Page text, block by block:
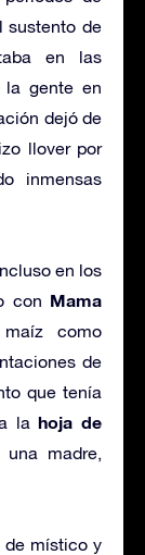
sustento de
en las
la gente en
dejó de
llover por
inmensas
en los
con Mama
como
de
que tenía
lahoja de
madre,
de místico y